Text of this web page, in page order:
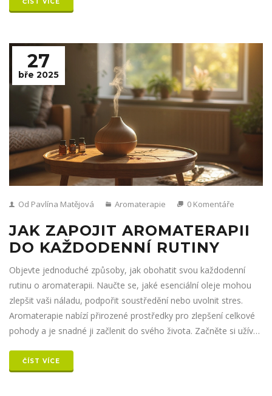
ČÍST VÍCE
27
bře 2025
Od Pavlína Matějová Aromaterapie 0 Komentáře
JAK ZAPOJIT AROMATERAPII
DO KAŽDODENNÍ RUTINY
Objevte jednoduché způsoby, jak obohatit svou každodenní
rutinu o aromaterapii. Naučte se, jaké esenciální oleje mohou
zlepšit vaši náladu, podpořit soustředění nebo uvolnit stres.
Aromaterapie nabízí přirozené prostředky pro zlepšení celkové
pohody a je snadné ji začlenit do svého života. Začněte si užívat
své péče o sebe.
ČÍST VÍCE